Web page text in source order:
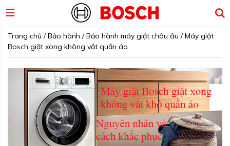
Trang chủ /Bảo hành /Bảo hành máy giặt châu âu /Máy giặt
Bosch giặt xong không vắt quần áo